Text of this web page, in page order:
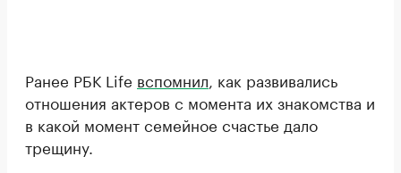
Ранее РБК Life вспомнил , как развивались
отношения актеров с момента их знакомства и
в какой момент семейное счастье дало
трещину.